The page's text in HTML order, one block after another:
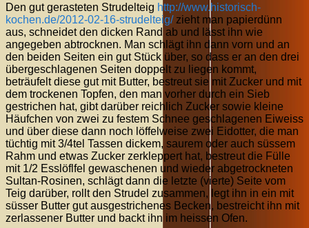
Den gut gerasteten Strudelteig http://www.historisch-
kochen.de/2012-02-16-strudelteig/zieht man papierdünn
aus, schneidet den dicken Rand ab und lässt ihn wie
angegeben abtrocknen. Man schlägt ihn dann vorn und an
den beiden Seiten ein gut Stück über, so dass er an den drei
übergeschlagenen Seiten doppelt zu liegen kommt,
beträufelt diese gut mit Butter, bestreut sie mit Zucker und mit
dem trockenen Topfen, den man vorher durch ein Sieb
gestrichen hat, gibt darüber reichlich Zucker sowie kleine
Häufchen von zwei zu festem Schnee geschlagenen Eiweiss
und über diese dann noch löffelweise zwei Eidotter, die man
tüchtig mit 3/4tel Tassen dickem, saurem oder auch süssem
Rahm und etwas Zucker zerkleppert hat, bestreut die Fülle
mit 1/2 Esslöflfel gewaschenen und wieder abgetrockneten
Sultan-Rosinen, schlägt dann die letzte (vierte) Seite vom
Teig darüber, rollt den Strudel zusammen, legt ihn in ein mit
süsser Butter gut ausgestrichenes Becken, bestreicht ihn mit
zerlassener Butter und backt ihn im heissen Ofen.